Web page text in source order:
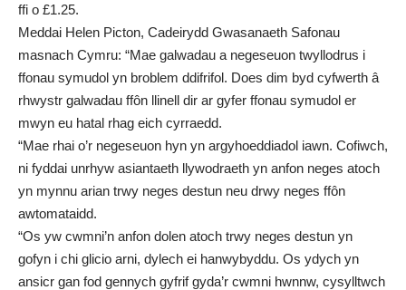
ffi o £1.25.
Meddai Helen Picton, Cadeirydd Gwasanaeth Safonau
masnach Cymru: “Mae galwadau a negeseuon twyllodrus i
ffonau symudol yn broblem ddifrifol. Does dim byd cyfwerth â
rhwystr galwadau ffôn llinell dir ar gyfer ffonau symudol er
mwyn eu hatal rhag eich cyrraedd.
“Mae rhai o’r negeseuon hyn yn argyhoeddiadol iawn. Cofiwch,
ni fyddai unrhyw asiantaeth llywodraeth yn anfon neges atoch
yn mynnu arian trwy neges destun neu drwy neges ffôn
awtomataidd.
“Os yw cwmni’n anfon dolen atoch trwy neges destun yn
gofyn i chi glicio arni, dylech ei hanwybyddu. Os ydych yn
ansicr gan fod gennych gyfrif gyda’r cwmni hwnnw, cysylltwch